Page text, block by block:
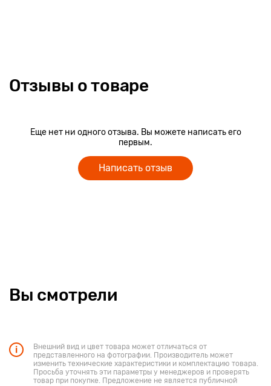
Отзывы о товаре
Еще нет ни одного отзыва. Вы можете написать его
первым.
Написать отзыв
Вы смотрели
Внешний вид и цвет товара может отличаться от
представленного на фотографии. Производитель может
изменить технические характеристики и комплектацию товара.
Просьба уточнять эти параметры у менеджеров и проверять
товар при покупке. Предложение не является публичной